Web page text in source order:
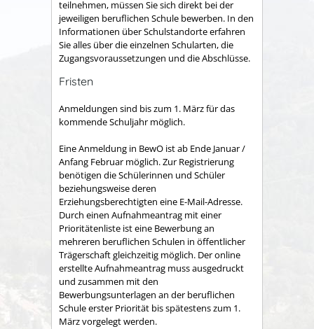
teilnehmen, müssen Sie sich direkt bei der
jeweiligen beruflichen Schule bewerben. In den
Informationen über Schulstandorte erfahren
Sie alles über die einzelnen Schularten, die
Zugangsvoraussetzungen und die Abschlüsse.
Fristen
Anmeldungen sind bis zum 1. März für das
kommende Schuljahr möglich.
Eine Anmeldung in BewO ist ab Ende Januar /
Anfang Februar möglich. Zur Registrierung
benötigen die Schülerinnen und Schüler
beziehungsweise deren
Erziehungsberechtigten eine E-Mail-Adresse.
Durch einen Aufnahmeantrag mit einer
Prioritätenliste ist eine Bewerbung an
mehreren beruflichen Schulen in öffentlicher
Trägerschaft gleichzeitig möglich. Der online
erstellte Aufnahmeantrag muss ausgedruckt
und zusammen mit den
Bewerbungsunterlagen an der beruflichen
Schule erster Priorität bis spätestens zum 1.
März vorgelegt werden.